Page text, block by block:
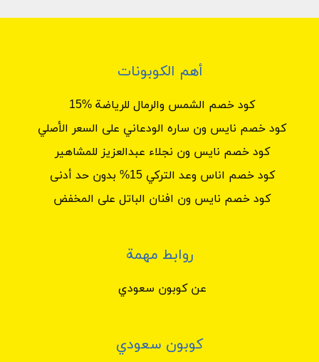
أهم الكوبونات
كود خصم الشمس والرمال للرياضة %15
كود خصم نايس ون ساره الودعاني على السعر الأصلي
كود خصم نايس ون نجلاء عبدالعزيز للمشاهير
كود خصم اناس وعد التركي 15% بدون حد أدنى
كود خصم نايس ون افنان الباتل على المخفض
روابط مهمة
عن كوبون سعودي
كوبون سعودي